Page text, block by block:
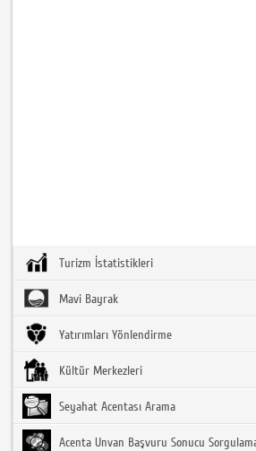
Turizm İstatistikleri
Mavi Bayrak
Yatırımları Yönlendirme
Kültür Merkezleri
Seyahat Acentası Arama
Acenta Unvan Başvuru Sonucu